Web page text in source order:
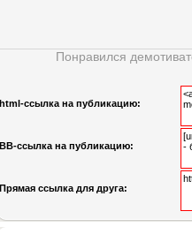
Понравился
html-cсылка на публикацию:
BB-cсылка на публикацию:
Прямая ссылка для друга: